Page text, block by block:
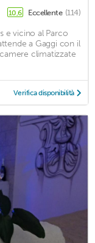
10,6 Eccellente (114)
e vicino al Parco
a Gaggi con il
climatizzate
Verifica disponibilità